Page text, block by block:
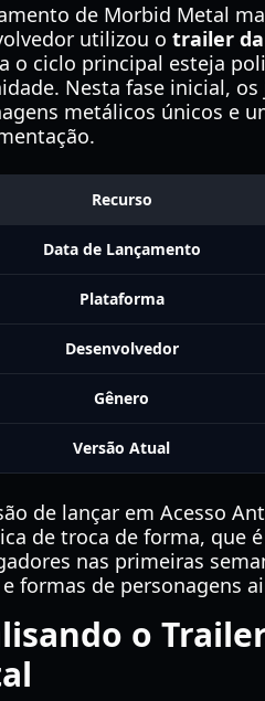
de Morbid Metal
utilizou o trailer
o ciclo principal esteja
Nesta fase inicial,
metálicos únicos e
Recurso
Data de Lançamento
Plataforma
Desenvolvedor
Gênero
Versão Atual
de lançar em Acesso
de troca de forma, que
nas primeiras
e formas de personagens
o